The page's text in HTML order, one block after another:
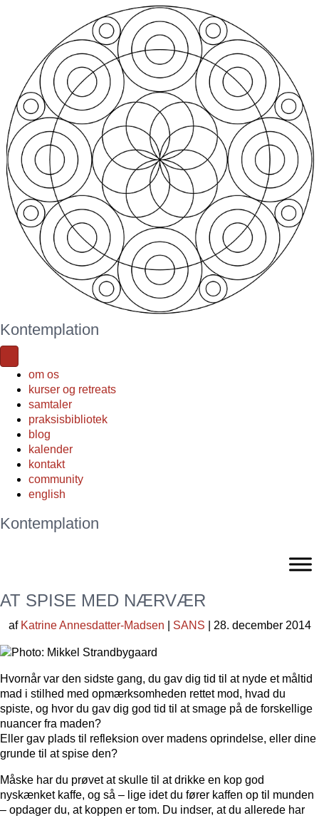
Kontemplation
om os
kurser og retreats
samtaler
praksisbibliotek
blog
kalender
kontakt
community
english
Kontemplation
AT SPISE MED NÆRVÆR
af Katrine Annesdatter-Madsen SANS | 28. december 2014
Hvornår var den sidste gang, du gav dig tid til at nyde et måltid
mad i stilhed med opmærksomheden rettet mod, hvad du
spiste, og hvor du gav dig god tid til at smage på de forskellige
nuancer fra maden?
Eller gav plads til refleksion over madens oprindelse, eller dine
grunde til at spise den?
Måske har du prøvet at skulle til at drikke en kop god
nyskænket kaffe, og så – lige idet du fører kaffen op til munden
– opdager du, at koppen er tom. Du indser, at du allerede har